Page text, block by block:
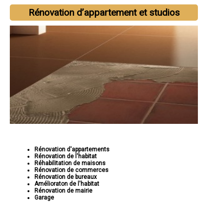
Rénovation d’appartement et studios
Rénovation d'appartements
Rénovation de l'habitat
Réhabilitation de maisons
Rénovation de commerces
Rénovation de bureaux
Amélioraton de l'habitat
Rénovation de mairie
Garage